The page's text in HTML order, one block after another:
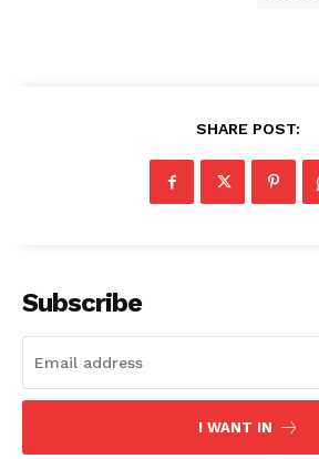
SHARE POST:
Subscribe
I WANT IN